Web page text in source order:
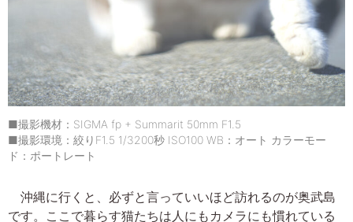
■撮影機材：SIGMA fp + Summarit 50mm F1.5
■撮影環境：絞りF1.5 1/3200秒 ISO100 WB：オート カラーモー
ド：ポートレート
沖縄に行くと、必ずと言っていいほど訪れるのが奥武島
です。ここで暮らす猫たちは人にもカメラにも慣れている